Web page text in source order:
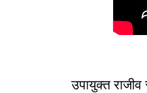
उपायुक्त